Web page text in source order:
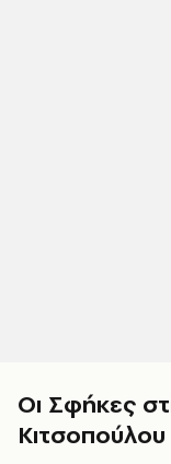
Οι Σφήκες